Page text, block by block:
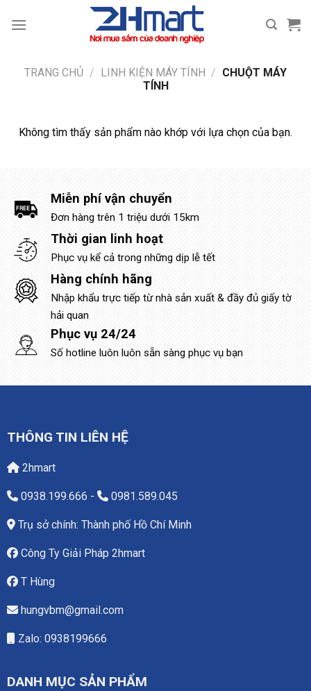
qua
TRANG CHỦ / LINH KIỆN MÁY TÍNH / CHUỘT MÁY
TÍNH
Không tìm thấy sản phẩm nào khớp với lựa chọn của bạn.
Miễn phí vận chuyển
Đơn hàng trên 1 triệu dưới 15km
Thời gian linh hoạt
Phục vụ kể cả trong những dịp lễ tết
Hàng chính hãng
Nhập khẩu trực tiếp từ nhà sản xuất & đầy đủ giấy tờ
hải quan
Phục vụ 24/24
Số hotline luôn luôn sẵn sàng phục vụ bạn
THÔNG TIN LIÊN HỆ
2hmart
0938.199.666 - 0981.589.045
Trụ sở chính: Thành phố Hồ Chí Minh
Công Ty Giải Pháp 2hmart
T Hùng
hungvbm@gmail.com
Zalo: 0938199666
DANH MỤC SẢN PHẨM